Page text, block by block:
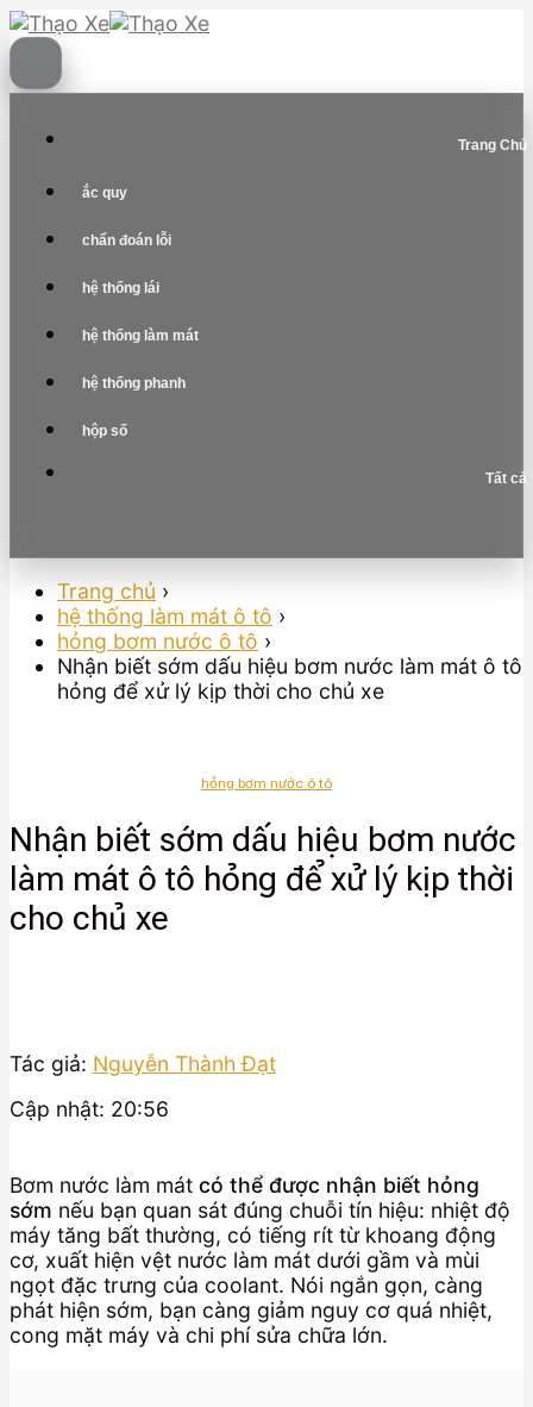
Skip
to
content
Trang Chủ
ắc quy
chẩn đoán lỗi
hệ thống lái
hệ thống làm mát
hệ thống phanh
hộp số
Tất cả
Trang chủ ›
hệ thống làm mát ô tô ›
hỏng bơm nước ô tô ›
Nhận biết sớm dấu hiệu bơm nước làm mát ô tô
hỏng để xử lý kịp thời cho chủ xe
hỏng bơm nước ô tô
Nhận biết sớm dấu hiệu bơm nước
làm mát ô tô hỏng để xử lý kịp thời
cho chủ xe
Tác giả: Nguyễn Thành Đạt
Cập nhật: 20:56
Bơm nước làm mát có thể được nhận biết hỏng
sớm nếu bạn quan sát đúng chuỗi tín hiệu: nhiệt độ
máy tăng bất thường, có tiếng rít từ khoang động
cơ, xuất hiện vệt nước làm mát dưới gầm và mùi
ngọt đặc trưng của coolant. Nói ngắn gọn, càng
phát hiện sớm, bạn càng giảm nguy cơ quá nhiệt,
cong mặt máy và chi phí sửa chữa lớn.